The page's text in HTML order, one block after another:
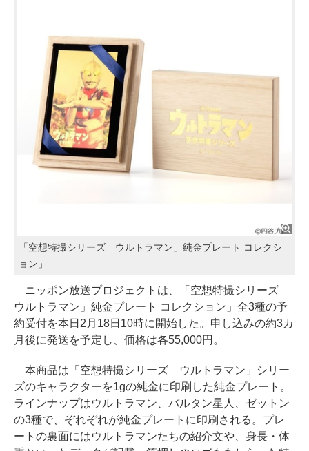
「空想特撮シリーズ ウルトラマン」純金プレート コレクシ
ョン」
ニッポン放送プロジェクトは、「空想特撮シリーズ
ウルトラマン」純金プレート コレクション」全3種の予
約受付を本日2月18日10時に開始した。申し込みの約3カ
月後に発送を予定し、価格は各55,000円。
本商品は「空想特撮シリーズ ウルトラマン」シリー
ズのキャラクターを1gの純金に印刷した純金プレート。
ラインナップはウルトラマン、バルタン星人、ゼットン
の3種で、ぞれぞれが純金プレートに印刷される。プレ
ートの裏面にはウルトラマンたちの紹介文や、身長・体